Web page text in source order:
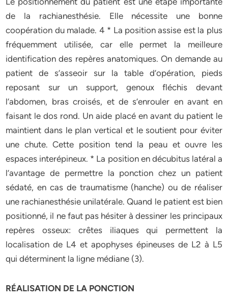
de la rachianesthésie. Elle nécessite une bonne
coopération du malade. 4 * La position assise est la plus
fréquemment utilisée, car elle permet la meilleure
identification des repères anatomiques. On demande au
patient de s’asseoir sur la table d’opération, pieds
reposant sur un support, genoux fléchis devant
l’abdomen, bras croisés, et de s’enrouler en avant en
faisant le dos rond. Un aide placé en avant du patient le
maintient dans le plan vertical et le soutient pour éviter
une chute. Cette position tend la peau et ouvre les
espaces interépineux. * La position en décubitus latéral a
l’avantage de permettre la ponction chez un patient
sédaté, en cas de traumatisme (hanche) ou de réaliser
une rachianesthésie unilatérale. Quand le patient est bien
positionné, il ne faut pas hésiter à dessiner les principaux
repères osseux: crêtes iliaques qui permettent la
localisation de L4 et apophyses épineuses de L2 à L5
qui déterminent la ligne médiane (3).
RÉALISATION DE LA PONCTION